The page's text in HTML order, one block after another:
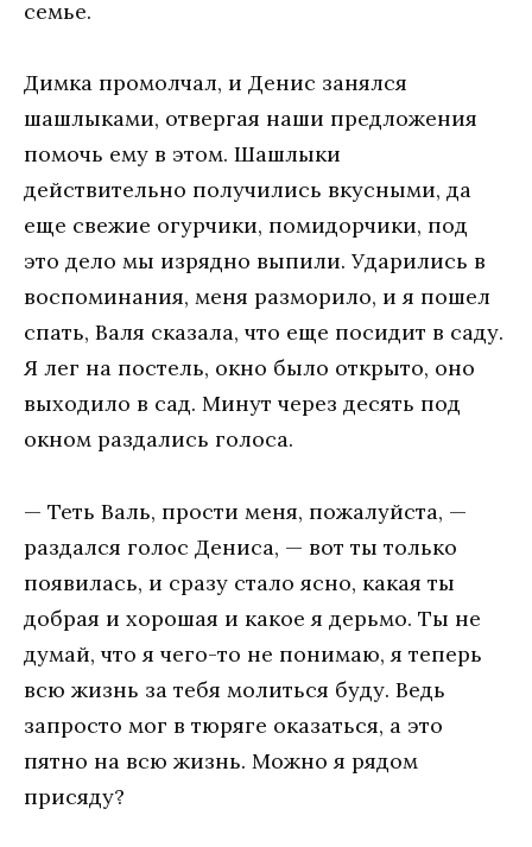
семье.
Димка промолчал, и Денис занялся
шашлыками, отвергая наши предложения
помочь ему в этом. Шашлыки
действительно получились вкусными, да
еще свежие огурчики, помидорчики, под
это дело мы изрядно выпили. Ударились в
воспоминания, меня разморило, и я пошел
спать, Валя сказала, что еще посидит в саду.
Я лег на постель, окно было открыто, оно
выходило в сад. Минут через десять под
окном раздались голоса.
— Теть Валь, прости меня, пожалуйста, —
раздался голос Дениса, — вот ты только
появилась, и сразу стало ясно, какая ты
добрая и хорошая и какое я дерьмо. Ты не
думай, что я чего-то не понимаю, я теперь
всю жизнь за тебя молиться буду. Ведь
запросто мог в тюряге оказаться, а это
пятно на всю жизнь. Можно я рядом
присяду?